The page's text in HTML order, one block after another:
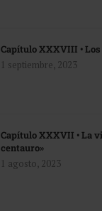
Capítulo XXXVIII •
1 septiembre, 2023
Capítulo XXXVII • La
centauro»
1 agosto, 2023